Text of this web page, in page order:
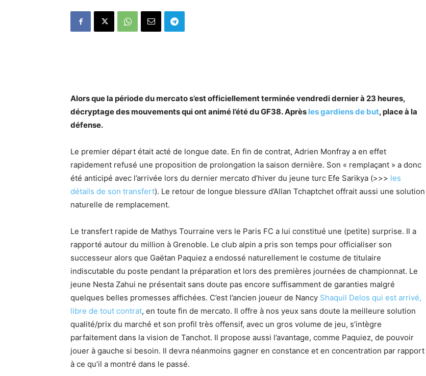
Alors que la période du mercato s’est officiellement terminée vendredi dernier à 23 heures,
décryptage des mouvements qui ont animé l’été du GF38. Après les gardiens de but, place à la
défense.
Le premier départ était acté de longue date. En fin de contrat, Adrien Monfray a en effet
rapidement refusé une proposition de prolongation la saison dernière. Son « remplaçant » a donc
été anticipé avec l’arrivée lors du dernier mercato d’hiver du jeune turc Efe Sarikya (>>> les
détails de son transfert). Le retour de longue blessure d’Allan Tchaptchet offrait aussi une solution
naturelle de remplacement.
Le transfert rapide de Mathys Tourraine vers le Paris FC a lui constitué une (petite) surprise. Il a
rapporté autour du million à Grenoble. Le club alpin a pris son temps pour officialiser son
successeur alors que Gaëtan Paquiez a endossé naturellement le costume de titulaire
indiscutable du poste pendant la préparation et lors des premières journées de championnat. Le
jeune Nesta Zahui ne présentait sans doute pas encore suffisamment de garanties malgré
quelques belles promesses affichées. C’est l’ancien joueur de Nancy Shaquil Delos qui est arrivé,
libre de tout contrat, en toute fin de mercato. Il offre à nos yeux sans doute la meilleure solution
qualité/prix du marché et son profil très offensif, avec un gros volume de jeu, s’intègre
parfaitement dans la vision de Tanchot. Il propose aussi l’avantage, comme Paquiez, de pouvoir
jouer à gauche si besoin. Il devra néanmoins gagner en constance et en concentration par rapport
à ce qu’il a montré dans le passé.